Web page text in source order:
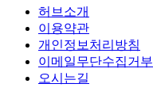
허브소개
이용약관
개인정보처리방침
이메일무단수집거부
오시는길